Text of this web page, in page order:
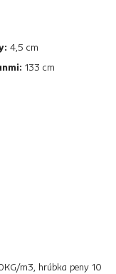
4,5 cm
133 cm
m3, hrúbka peny 10